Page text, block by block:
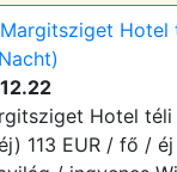
Hotel
Hotel
113 EUR / fő /